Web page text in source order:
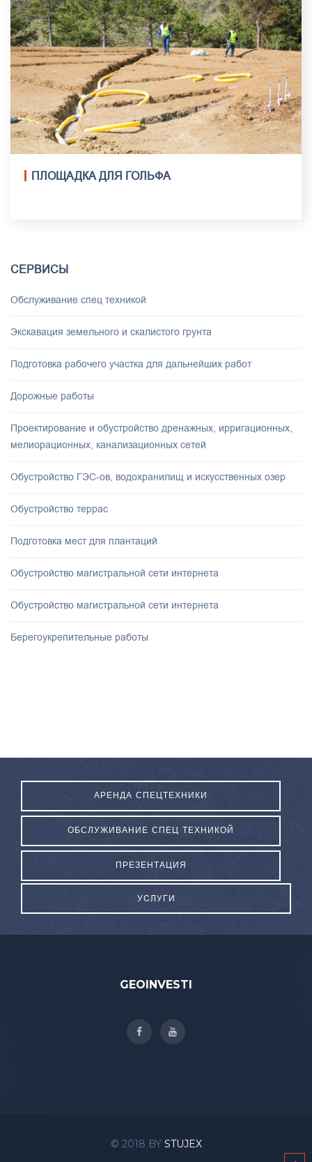
ПЛОЩАДКА ДЛЯ ГОЛЬФА
СЕРВИСЫ
Обслуживание спец техникой
Экскавация земельного и скалистого грунта
Подготовка рабочего участка для дальнейших работ
Дорожные работы
Проектирование и обустройство дренажных, ирригационных,
мелиорационных, канализационных сетей
Обустройство ГЭС-ов, водохранилищ и искусственных озер
Обустройство террас
Подготовка мест для плантаций
Обустройство магистральной сети интернета
Обустройство магистральной сети интернета
Берегоукрепительные работы
АРЕНДА СПЕЦТЕХНИКИ
ОБСЛУЖИВАНИЕ СПЕЦ ТЕХНИКОЙ
ПРЕЗЕНТАЦИЯ
УСЛУГИ
GEOINVESTI
© 2018 BY STUJEX